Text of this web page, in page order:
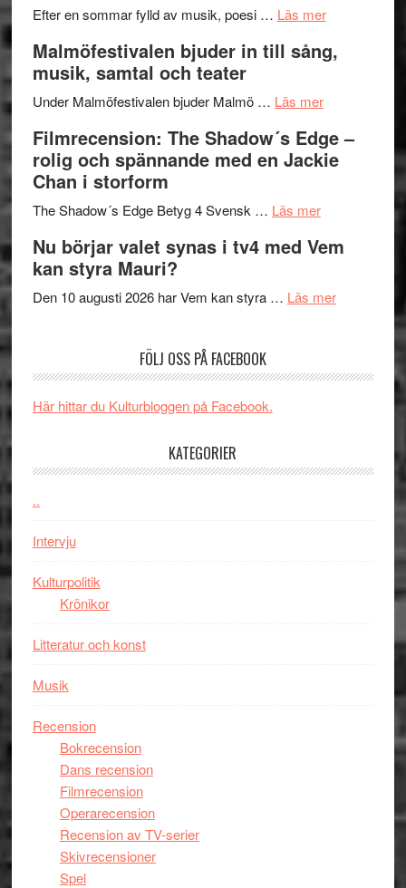
genrens
terräng
på
Efter en sommar fylld av musik, poesi … Läs merom
Endre,
Roland
Pöntinen
Scensommar
Artipelag
Malmöfestivalen bjuder in till sång,
musik, samtal och teater
Under Malmöfestivalen bjuder Malmö … Läs merom
bjuder
in
samtal
teater
Filmrecension: The Shadow´s Edge –
rolig och spännande med en Jackie
Chan i storform
The Shadow´s Edge Betyg 4 Svensk … Läs merom
The
´s
och
Jackie
Nu börjar valet synas i tv4 med Vem
kan styra Mauri?
Den 10 augusti 2026 har Vem kan styra … Läs merom
synas
Vem
FÖLJ OSS PÅ FACEBOOK
Här hittar du Kulturbloggen på Facebook.
KATEGORIER
..
Intervju
Kulturpolitik
Krönikor
Litteratur och konst
Musik
Recension
Bokrecension
Dans recension
Filmrecension
Operarecension
Recension av TV-serier
Skivrecensioner
Spel